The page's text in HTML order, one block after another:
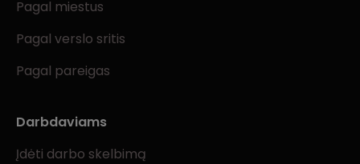
Pagal miestus
Pagal verslo sritis
Pagal pareigas
Darbdaviams
Įdėti darbo skelbimą